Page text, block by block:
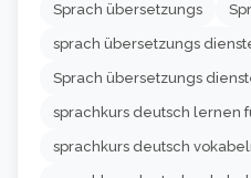
Sprach übersetzungs
sprach übersetzungs
Sprach übersetzungs
sprachkurs deutsch lernen
sprachkurs deutsch